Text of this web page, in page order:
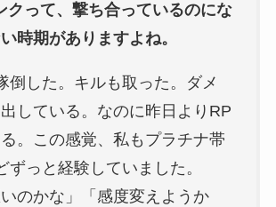
クって、撃ち合っているのにな
時期がありますよね。
倒した。キルも取った。ダメ
している。なのに昨日よりRP
。この感覚、私もプラチナ帯
ずっと経験していました。
いのかな」「感度変えようか